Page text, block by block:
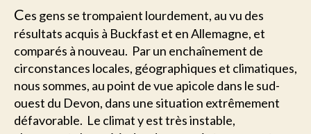
Ces gens se trompaient lourdement, au vu des
résultats acquis à Buckfast et en Allemagne, et
comparés à nouveau. Par un enchaînement de
circonstances locales, géographiques et climatiques,
nous sommes, au point de vue apicole dans le sud-
ouest du Devon, dans une situation extrêmement
défavorable. Le climat y est très instable,